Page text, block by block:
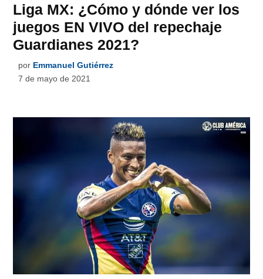
Liga MX: ¿Cómo y dónde ver los
juegos EN VIVO del repechaje
Guardianes 2021?
por Emmanuel Gutiérrez
7 de mayo de 2021